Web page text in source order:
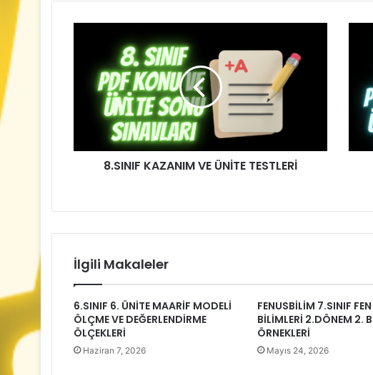
8.SINIF KAZANIM VE ÜNİTE TESTLERİ
İlgili Makaleler
6.SINIF 6. ÜNİTE MAARİF MODELİ
ÖLÇME VE DEĞERLENDİRME
ÖLÇEKLERİ
Haziran 7, 2026
FENUSBİLİM 7.SINIF FEN
BİLİMLERİ 2.DÖNEM 2.
ÖRNEKLERİ
Mayıs 24, 2026